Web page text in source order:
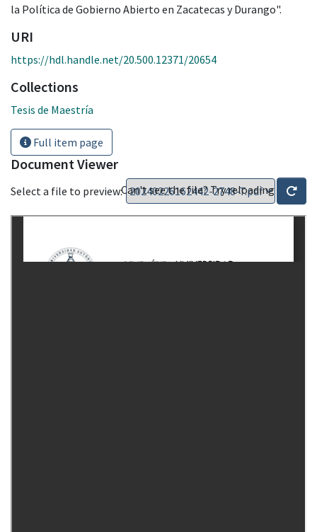
la Política de Gobierno Abierto en Zacatecas y Durango".
URI
https://hdl.handle.net/20.500.12371/20654
Collections
Tesis de Maestría
Full item page
Document Viewer
Select a file to preview:Can't see the file? Try reloading